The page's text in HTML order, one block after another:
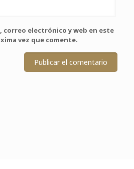
correo electrónico y web en este
vez que comente.